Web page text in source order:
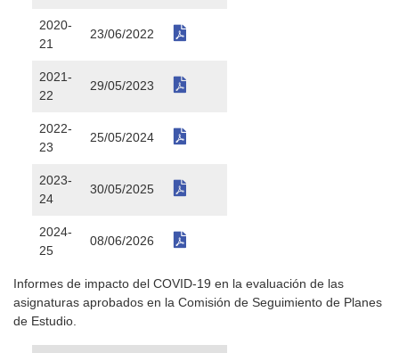
2020-
21
23/06/2022
2021-
22
29/05/2023
2022-
23
25/05/2024
2023-
24
30/05/2025
2024-
25
08/06/2026
Informes de impacto del COVID-19 en la evaluación de las
asignaturas aprobados en la Comisión de Seguimiento de Planes
de Estudio.